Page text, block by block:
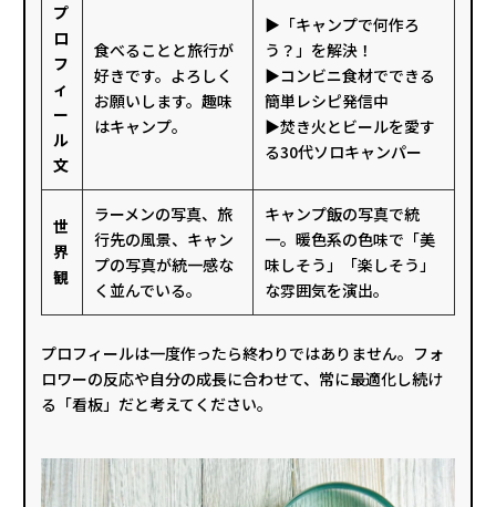
プ
ロ
フ
ィ
ー
ル
文
食べることと旅行が
好きです。よろしく
お願いします。趣味
はキャンプ。
▶「キャンプで何作ろ
う？」を解決！
▶コンビニ食材でできる
簡単レシピ発信中
▶焚き火とビールを愛す
る30代ソロキャンパー
世
界
観
ラーメンの写真、旅
行先の風景、キャン
プの写真が統一感な
く並んでいる。
キャンプ飯の写真で統
一。暖色系の色味で「美
味しそう」「楽しそう」
な雰囲気を演出。
プロフィールは一度作ったら終わりではありません。フォ
ロワーの反応や自分の成長に合わせて、常に最適化し続け
る「看板」だと考えてください。